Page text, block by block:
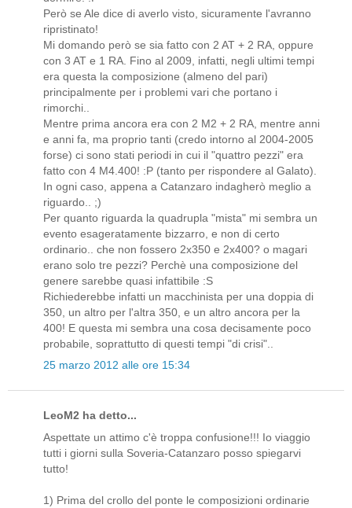
Però se Ale dice di averlo visto, sicuramente l'avranno
ripristinato!
Mi domando però se sia fatto con 2 AT + 2 RA, oppure
con 3 AT e 1 RA. Fino al 2009, infatti, negli ultimi tempi
era questa la composizione (almeno del pari)
principalmente per i problemi vari che portano i
rimorchi..
Mentre prima ancora era con 2 M2 + 2 RA, mentre anni
e anni fa, ma proprio tanti (credo intorno al 2004-2005
forse) ci sono stati periodi in cui il "quattro pezzi" era
fatto con 4 M4.400! :P (tanto per rispondere al Galato).
In ogni caso, appena a Catanzaro indagherò meglio a
riguardo.. ;)
Per quanto riguarda la quadrupla "mista" mi sembra un
evento esageratamente bizzarro, e non di certo
ordinario.. che non fossero 2x350 e 2x400? o magari
erano solo tre pezzi? Perchè una composizione del
genere sarebbe quasi infattibile :S
Richiederebbe infatti un macchinista per una doppia di
350, un altro per l'altra 350, e un altro ancora per la
400! E questa mi sembra una cosa decisamente poco
probabile, soprattutto di questi tempi "di crisi"..
25 marzo 2012 alle ore 15:34
LeoM2 ha detto...
Aspettate un attimo c'è troppa confusione!!! Io viaggio
tutti i giorni sulla Soveria-Catanzaro posso spiegarvi
tutto!
1) Prima del crollo del ponte le composizioni ordinarie